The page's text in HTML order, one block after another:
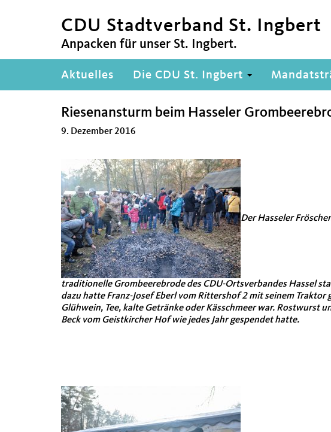
CDU Stadtverband St. Ingbert
Anpacken für unser St. Ingbert.
Hauptnavigation
Aktuelles Die CDU St. Ingbert
Riesenansturm beim Hasseler
9. Dezember 2016
Der Hasseler
traditionelle Grombeerebrode des CDU-Ortsverbandes Hassel
dazu hatte Franz-Josef Eberl vom Rittershof 2 mit seinem
Glühwein, Tee, kalte Getränke oder Kässchmeer war. Rostwurst
Beck vom Geistkircher Hof wie jedes Jahr gespendet hatte.